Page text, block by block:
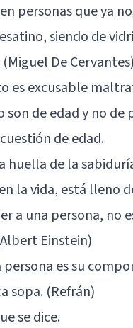
personas que ya
siendo de
De Cervantes)
es excusable
son de edad y no
de edad.
huella de la
la vida, está lleno
a una persona, no
Einstein)
persona es su
sopa. (Refrán)
se dice.